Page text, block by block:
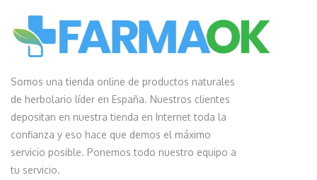
Somos una tienda online de productos naturales
de herbolario líder en España. Nuestros clientes
depositan en nuestra tienda en Internet toda la
confianza y eso hace que demos el máximo
servicio posible. Ponemos todo nuestro equipo a
tu servicio.